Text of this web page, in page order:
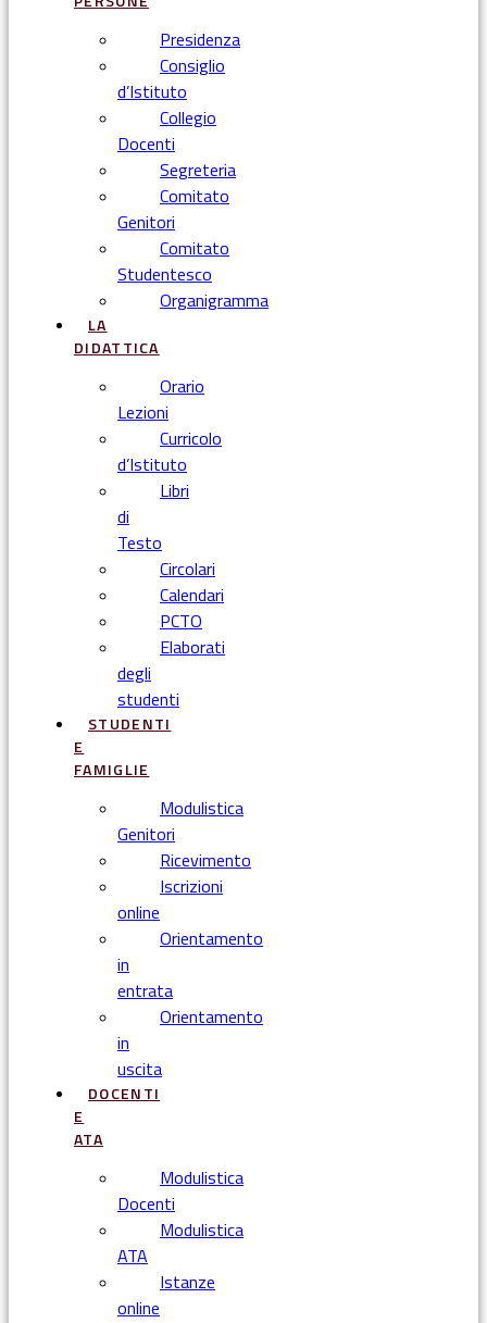
Presidenza
Consiglio
d’Istituto
Collegio
Docenti
Segreteria
Comitato
Genitori
Comitato
Studentesco
Organigramma
LA
DIDATTICA
Orario
Lezioni
Curricolo
d’Istituto
Libri
di
Testo
Circolari
Calendari
PCTO
Elaborati
degli
studenti
STUDENTI
E
FAMIGLIE
Modulistica
Genitori
Ricevimento
Iscrizioni
online
Orientamento
in
entrata
Orientamento
in
uscita
DOCENTI
E
ATA
Modulistica
Docenti
Modulistica
ATA
Istanze
online